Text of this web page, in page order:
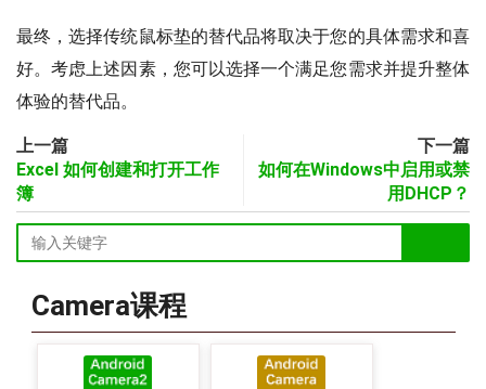
最终，选择传统鼠标垫的替代品将取决于您的具体需求和喜
好。考虑上述因素，您可以选择一个满足您需求并提升整体
体验的替代品。
上一篇
Excel 如何创建和打开工作
簿
下一篇
如何在Windows中启用或禁
用DHCP？
Camera课程